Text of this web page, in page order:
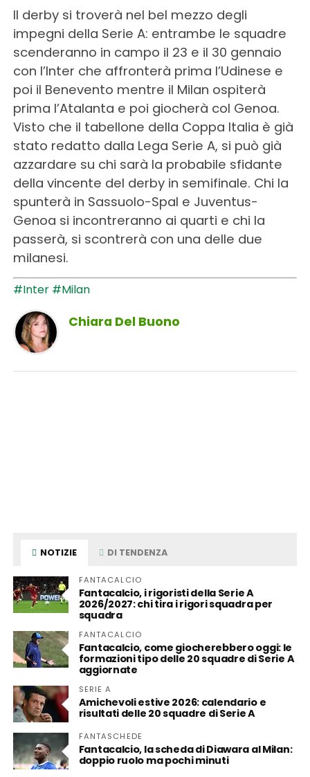
Il derby si troverà nel bel mezzo degli
impegni della Serie A: entrambe le squadre
scenderanno in campo il 23 e il 30 gennaio
con l’Inter che affronterà prima l’Udinese e
poi il Benevento mentre il Milan ospiterà
prima l’Atalanta e poi giocherà col Genoa.
Visto che il tabellone della Coppa Italia è già
stato redatto dalla Lega Serie A, si può già
azzardare su chi sarà la probabile sfidante
della vincente del derby in semifinale. Chi la
spunterà in Sassuolo-Spal e Juventus-
Genoa si incontreranno ai quarti e chi la
passerà, si scontrerà con una delle due
milanesi.
#Inter #Milan
Chiara Del Buono
NOTIZIE DI TENDENZA
FANTACALCIO
Fantacalcio, i rigoristi della Serie A
2026/2027: chi tira i rigori squadra per
squadra
FANTACALCIO
Fantacalcio, come giocherebbero oggi: le
formazioni tipo delle 20 squadre di Serie A
aggiornate
SERIE A
Amichevoli estive 2026: calendario e
risultati delle 20 squadre di Serie A
FANTASCHEDE
Fantacalcio, la scheda di Diawara al Milan:
doppio ruolo ma pochi minuti